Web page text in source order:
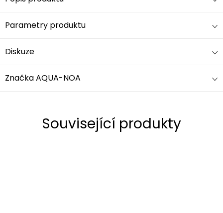
Parametry produktu
Diskuze
ZnačkaAQUA-NOA
Související produkty